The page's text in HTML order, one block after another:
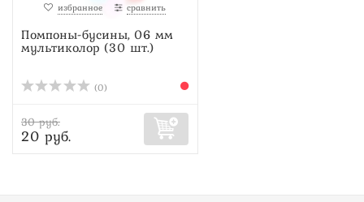
избранное сравнить
Помпоны-бусины, 06 мм
мультиколор (30 шт.)
(0)
30 руб.
20 руб.